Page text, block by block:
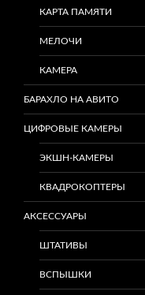
КАРТА ПАМЯТИ
МЕЛОЧИ
КАМЕРА
БАРАХЛО НА АВИТО
ЦИФРОВЫЕ КАМЕРЫ
ЭКШН-КАМЕРЫ
КВАДРОКОПТЕРЫ
АКСЕССУАРЫ
ШТАТИВЫ
ВСПЫШКИ